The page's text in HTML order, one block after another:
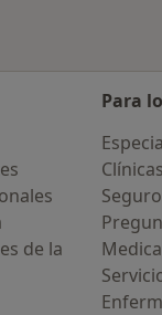
de la
Para
Clínicas